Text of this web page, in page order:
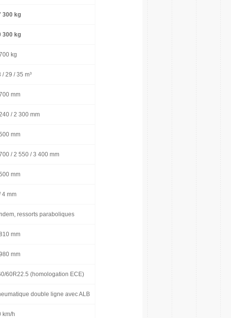
300 kg
300 kg
kg
/ 29 / 35 m³
mm
/ 2 300 mm
mm
/ 2 550 / 3 400 mm
mm
4 mm
ressorts paraboliques
mm
mm
60R22.5 (homologation ECE)
double ligne avec ALB
km/h